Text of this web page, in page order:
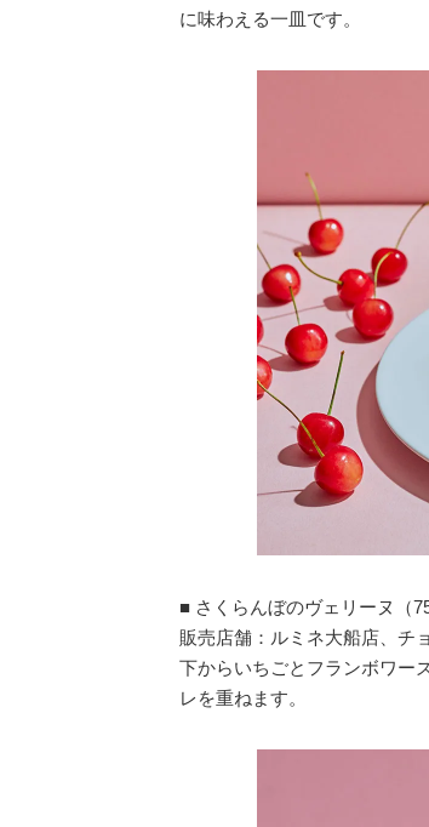
に味わえる一皿です。
■ さくらんぼのヴェリーヌ（
販売店舗：ルミネ大船店、チ
下からいちごとフランボワー
レを重ねます。